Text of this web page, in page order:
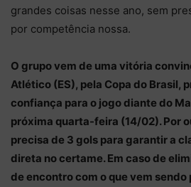
grandes coisas nesse ano, sem
por competência nossa.
O grupo vem de uma vitória
Atlético (ES), pela Copa do Brasil,
confiança para o jogo diante do
próxima quarta-feira (14/02). Por
precisa de 3 gols para garantir a
direta no certame. Em caso de
de encontro com o que vem